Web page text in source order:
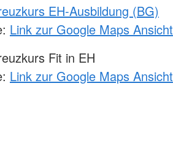
EH-Ausbildung (BG)
Link zur Google Maps Ansicht
Fit in EH
Link zur Google Maps Ansicht